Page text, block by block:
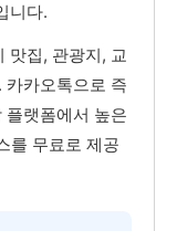
니다.
맛집, 관광지, 교
카카오톡으로 즉
플랫폼에서 높은
를 무료로 제공